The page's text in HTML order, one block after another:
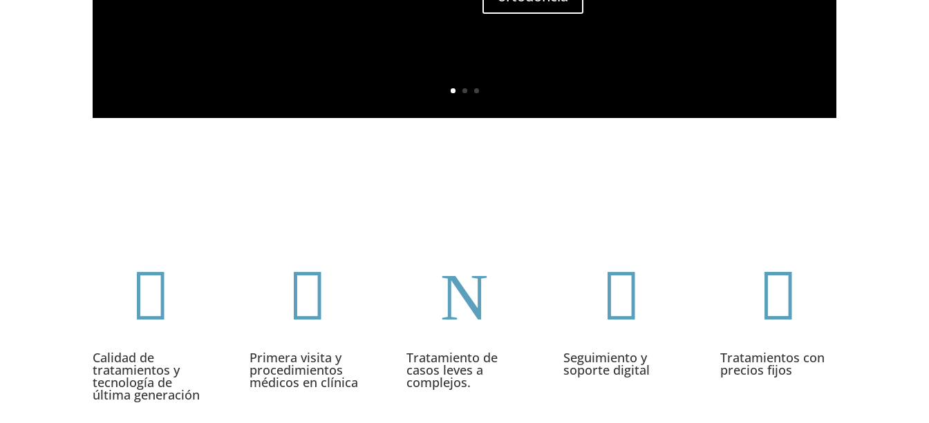

Calidad de
tratamientos y
tecnología de
última generación

Primera visita y
procedimientos
médicos en clínica
N
Tratamiento de
casos leves a
complejos.

Seguimiento y
soporte digital

Tratamientos con
precios fijos